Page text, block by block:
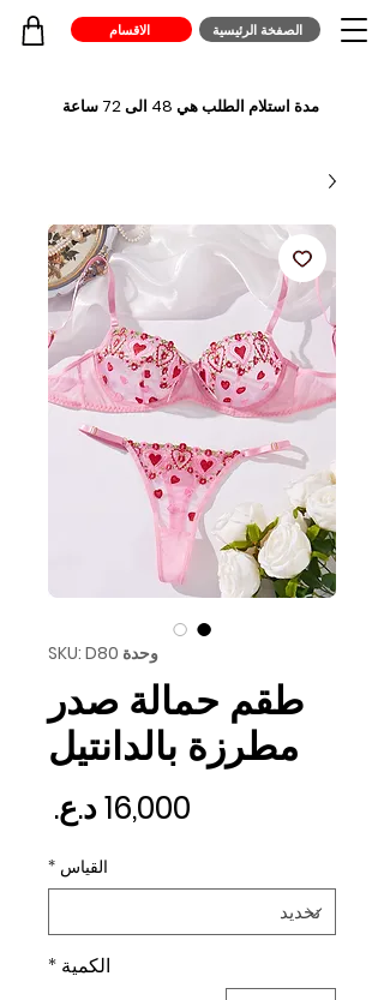
الصفخة الرئيسية الاقسام
مدة استلام الطلب هي 48 الى 72 ساعة
وحدة SKU: D80
طقم حمالة صدر
مطرزة بالدانتيل
القياس *
الكمية *